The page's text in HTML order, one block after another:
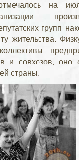
на
групп
жительства.
и совхозов,
страны.